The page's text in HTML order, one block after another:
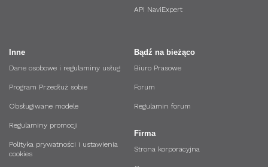
API NaviExpert
Bądź na bieżąco
Biuro Prasowe
Forum
Regulamin forum
Firma
Strona korporacyjna
Inne
Dane osobowe i regulaminy usług
Program Przedłuż sobie
Obsługiwane modele
Regulaminy promocji
Polityka prywatności i ustawienia
cookies